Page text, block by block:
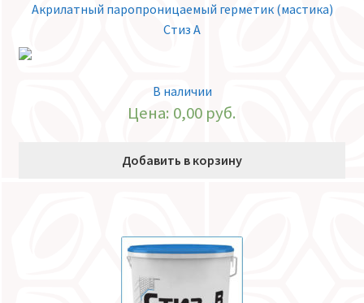
Акрилатный паропроницаемый герметик (мастика)
Стиз А
В наличии
Цена: 0,00 руб.
Добавить в корзину